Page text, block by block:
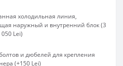
холодильная линия,
наружный и внутренний блок (3
Lei)
и дюбелей для крепления
(+150 Lei)